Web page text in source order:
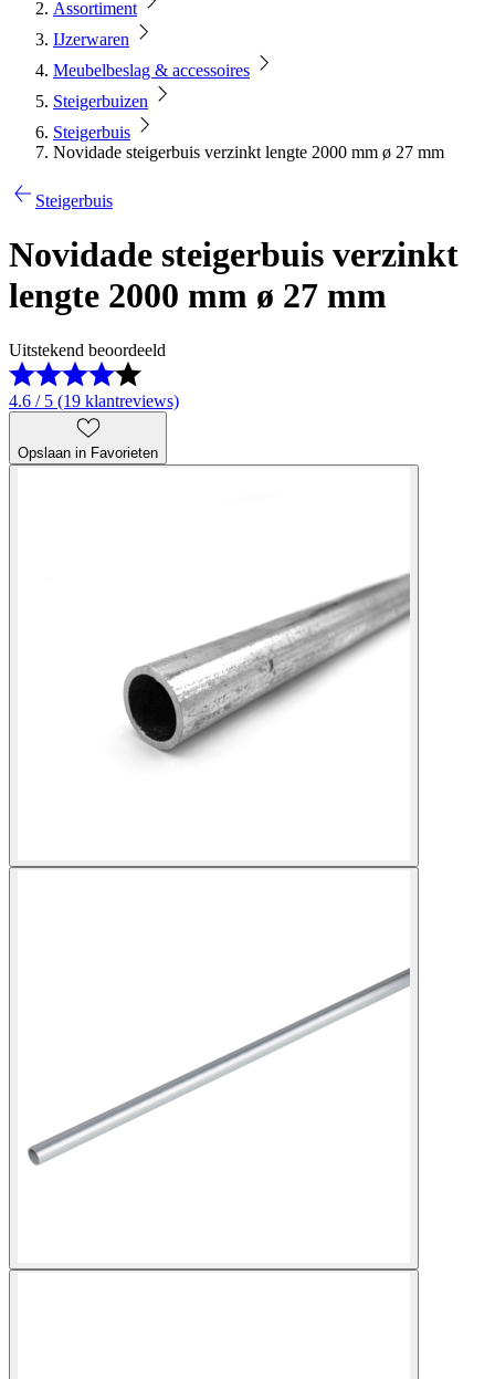
Assortiment
IJzerwaren
Meubelbeslag & accessoires
Steigerbuizen
Steigerbuis
Novidade steigerbuis verzinkt lengte 2000 mm ø 27 mm
Steigerbuis
Novidade steigerbuis verzinkt
lengte 2000 mm ø 27 mm
Uitstekend beoordeeld
4.6 / 5 (19 klantreviews)
Opslaan in Favorieten